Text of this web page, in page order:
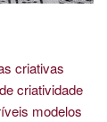
criativas
criatividade
modelos